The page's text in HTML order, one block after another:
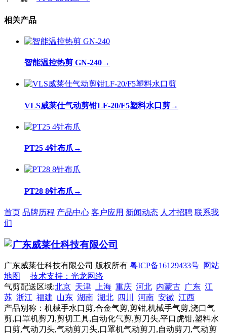
相关产品
智能温控热剪 GN-240→
VLS威莱仕气动剪钳LF-20/F5塑料水口剪→
PT25 4针布爪 →
PT28 8针布爪 →
首页 品牌历程 产品中心 客户应用 新闻动态 人才招聘 联系我
们
广东威莱仕科技有限公司 版权所有 粤ICP备16129433号 网站
地图
技术支持：光龙网络
气剪配送区域:北京 天津 上海 重庆 河北 内蒙古 广东 江
苏 浙江 福建 山东 湖南 湖北 四川 河南 安徽 江西
产品别称：机械手水口剪,合金气剪,剪钳,机械手气剪,浇口气
剪,口罩机剪刀,剪切工具,自动化气剪,剪刀头,平口虎钳,塑料水
口剪,气动刀头,气动剪刀头,口罩机气动剪刀,自动剪刀,气动剪